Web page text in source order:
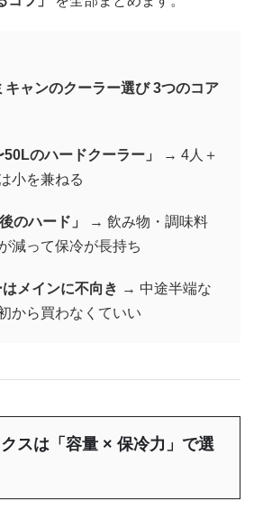
キャンのクーラー選び 3つのコア
のハードクーラー」
→ 4人＋
小を兼ねる
のハード」
→ 飲み物・調味料
減って保冷が長持ち
メインに不向き → 中途半端な
から買わなくていい
スは「容量 × 保冷力」で選